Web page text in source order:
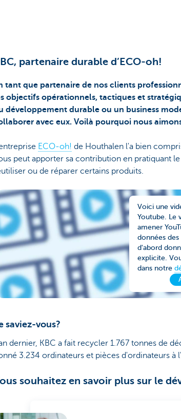
partenaire durable d’ECO-oh!
tant que partenaire de nos clients
objectifs opérationnels, tactiques et
développement durable ou un business
avec eux. Voilà pourquoi nous
ECO-oh! de Houthalen l'a bien
peut apporter sa contribution en pratiquant
ou de réparer certains produits.
Voici une
Youtube. Le
amener
données
d'abord
explicite.
dans notre
saviez-vous?
dernier, KBC a fait recycler 1.767 tonnes de
3.234 ordinateurs et pièces d'ordinateurs à
souhaitez en savoir plus sur le